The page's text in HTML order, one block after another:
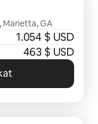
Marietta, GA
1.054 $ USD
463 $ USD